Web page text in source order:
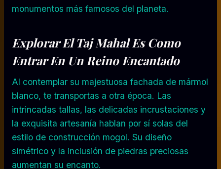
monumentos más famosos del planeta.
Explorar El Taj Mahal Es Como
Entrar En Un Reino Encantado
Al contemplar su majestuosa fachada de mármol
blanco, te transportas a otra época. Las
intrincadas tallas, las delicadas incrustaciones y
la exquisita artesanía hablan por sí solas del
estilo de construcción mogol. Su diseño
simétrico y la inclusión de piedras preciosas
aumentan su encanto.